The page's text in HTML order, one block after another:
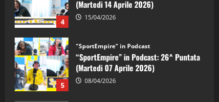
4 15/04/2026
5
"SportEmpire" in Podcast
“SportEmpire” in Podcast: 26^ Puntata
(Martedi 07 Aprile 2026)
08/04/2026